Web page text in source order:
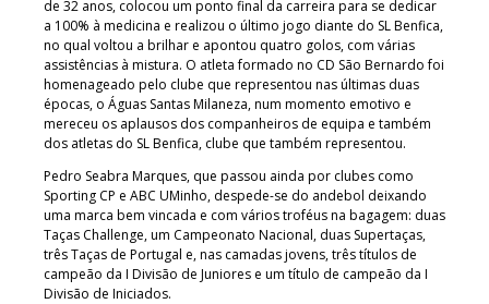
de 32 anos, colocou um ponto final da carreira para se dedicar
a 100% à medicina e realizou o último jogo diante do SL Benfica,
no qual voltou a brilhar e apontou quatro golos, com várias
assistências à mistura. O atleta formado no CD São Bernardo foi
homenageado pelo clube que representou nas últimas duas
épocas, o Águas Santas Milaneza, num momento emotivo e
mereceu os aplausos dos companheiros de equipa e também
dos atletas do SL Benfica, clube que também representou.
Pedro Seabra Marques, que passou ainda por clubes como
Sporting CP e ABC UMinho, despede-se do andebol deixando
uma marca bem vincada e com vários troféus na bagagem: duas
Taças Challenge, um Campeonato Nacional, duas Supertaças,
três Taças de Portugal e, nas camadas jovens, três títulos de
campeão da I Divisão de Juniores e um título de campeão da I
Divisão de Iniciados.